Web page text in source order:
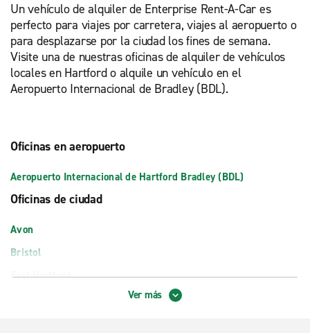
Un vehículo de alquiler de Enterprise Rent-A-Car es
perfecto para viajes por carretera, viajes al aeropuerto o
para desplazarse por la ciudad los fines de semana.
Visite una de nuestras oficinas de alquiler de vehículos
locales en Hartford o alquile un vehículo en el
Aeropuerto Internacional de Bradley (BDL).
Oficinas en aeropuerto
Aeropuerto Internacional de Hartford Bradley (BDL)
Oficinas de ciudad
Avon
Bristol
East Hartford
Ver más